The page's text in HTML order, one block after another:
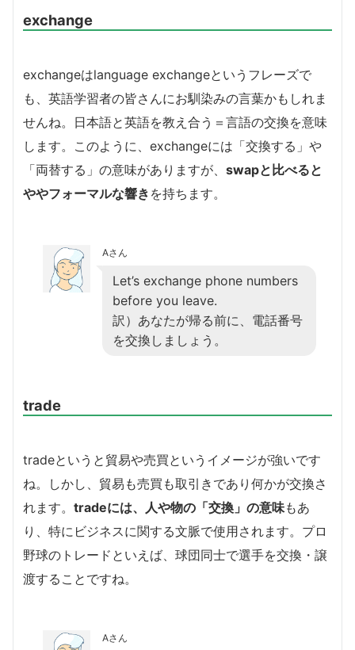
exchange
exchangeはlanguage exchangeというフレーズで
も、英語学習者の皆さんにお馴染みの言葉かもしれま
せんね。日本語と英語を教え合う＝言語の交換を意味
します。このように、exchangeには「交換する」や
「両替する」の意味がありますが、 swapと比べると
ややフォーマルな響き を持ちます。
Aさん
Let’s exchange phone numbers
before you leave.
訳）あなたが帰る前に、電話番号
を交換しましょう。
trade
tradeというと貿易や売買というイメージが強いです
ね。しかし、貿易も売買も取引きであり何かが交換さ
れます。 tradeには、人や物の「交換」の意味もあ
り、特にビジネスに関する文脈で使用されます。プロ
野球のトレードといえば、球団同士で選手を交換・譲
渡することですね。
Aさん